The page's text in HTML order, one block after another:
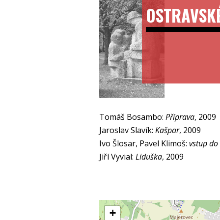
Tomáš Bosambo: Příprava, 2009
Jaroslav Slavík: Kašpar, 2009
Ivo Šlosar, Pavel Klimoš: vstup
Jiří Vyvial: Liduška, 2009
+